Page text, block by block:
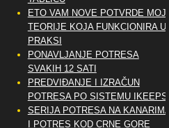
ETO VAM NOVE POTVRDE MOJE
TEORIJE KOJA FUNKCIONIRA U
PRAKSI
PONAVLJANJE POTRESA
SVAKIH 12 SATI
PREDVIĐANJE I IZRAČUN
POTRESA PO SISTEMU IKEEPS
SERIJA POTRESA NA KANARIMA
I POTRES KOD CRNE GORE